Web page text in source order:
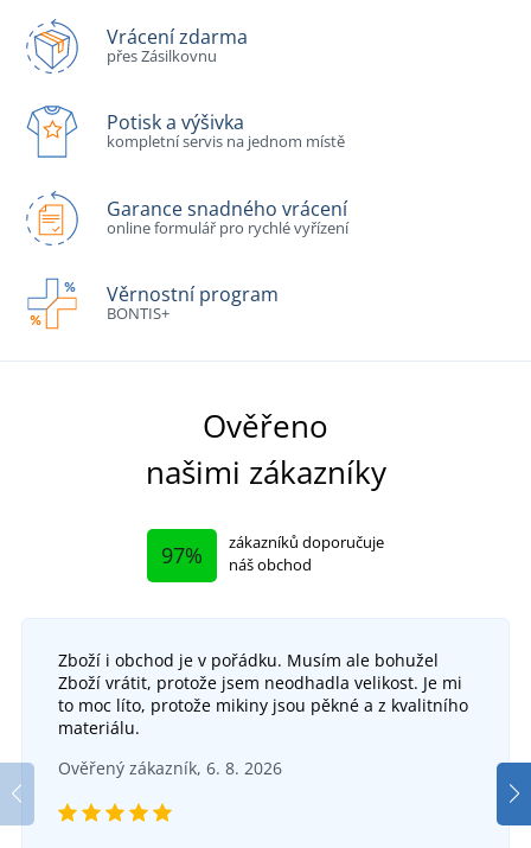
Vrácení zdarma
přes Zásilkovnu
Potisk a výšivka
kompletní servis na jednom místě
Garance snadného vrácení
online formulář pro rychlé vyřízení
Věrnostní program
BONTIS+
Ověřeno
našimi zákazníky
97%
zákazníků doporučuje
náš obchod
Zboží i obchod je v pořádku. Musím ale bohužel
Zboží vrátit, protože jsem neodhadla velikost. Je mi
to moc líto, protože mikiny jsou pěkné a z kvalitního
materiálu.
Ověřený zákazník, 6. 8. 2026